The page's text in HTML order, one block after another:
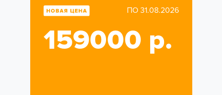
ПО 31.08.2026
159000 р.